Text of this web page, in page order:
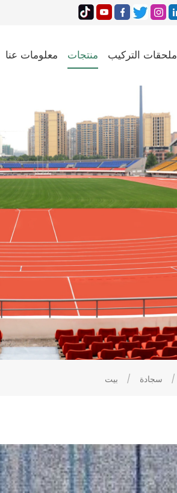
معلومات عنا منتجات ملحقات التركيب
بيت / سجادة /